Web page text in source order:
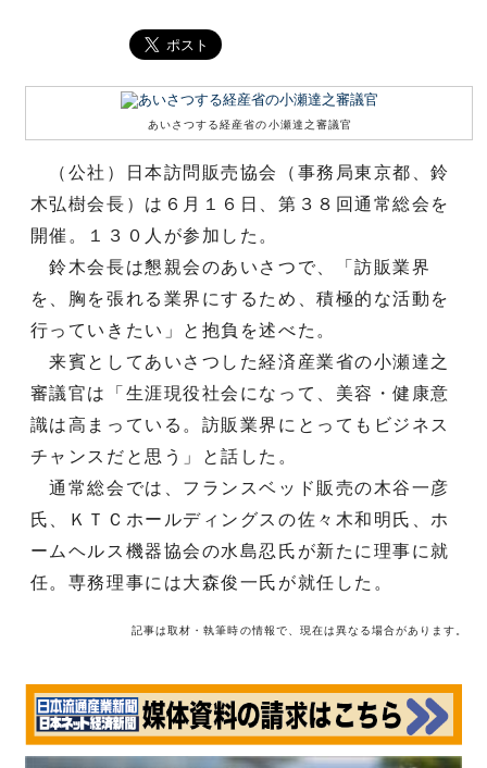
あいさつする経産省の小瀬達之審議官
（公社）日本訪問販売協会（事務局東京都、鈴
木弘樹会長）は６月１６日、第３８回通常総会を
開催。１３０人が参加した。
鈴木会長は懇親会のあいさつで、「訪販業界
を、胸を張れる業界にするため、積極的な活動を
行っていきたい」と抱負を述べた。
来賓としてあいさつした経済産業省の小瀬達之
審議官は「生涯現役社会になって、美容・健康意
識は高まっている。訪販業界にとってもビジネス
チャンスだと思う」と話した。
通常総会では、フランスベッド販売の木谷一彦
氏、ＫＴＣホールディングスの佐々木和明氏、ホ
ームヘルス機器協会の水島忍氏が新たに理事に就
任。専務理事には大森俊一氏が就任した。
記事は取材・執筆時の情報で、現在は異なる場合があります。